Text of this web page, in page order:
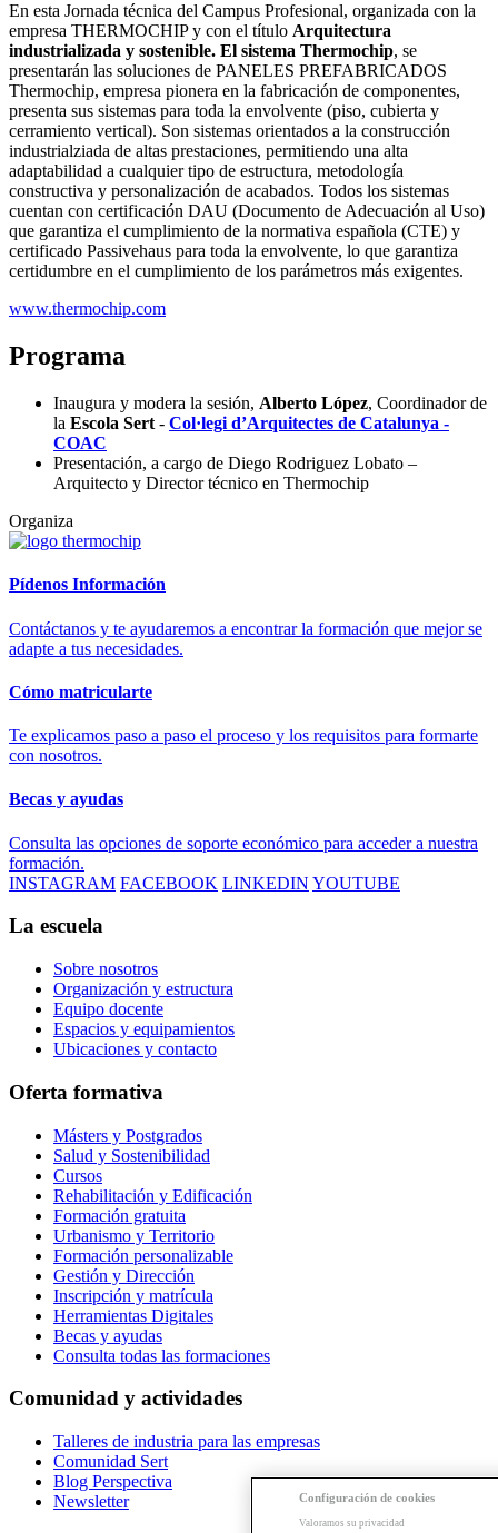
En esta Jornada técnica del Campus Profesional, organizada con la
empresa THERMOCHIP y con el título Arquitectura
industrializada y sostenible. El sistema Thermochip, se
presentarán las soluciones de PANELES PREFABRICADOS
Thermochip, empresa pionera en la fabricación de componentes,
presenta sus sistemas para toda la envolvente (piso, cubierta y
cerramiento vertical). Son sistemas orientados a la construcción
industrialziada de altas prestaciones, permitiendo una alta
adaptabilidad a cualquier tipo de estructura, metodología
constructiva y personalización de acabados. Todos los sistemas
cuentan con certificación DAU (Documento de Adecuación al Uso)
que garantiza el cumplimiento de la normativa española (CTE) y
certificado Passivehaus para toda la envolvente, lo que garantiza
certidumbre en el cumplimiento de los parámetros más exigentes.
www.thermochip.com
Programa
Inaugura y modera la sesión, Alberto López, Coordinador de
la Escola Sert - Col·legi d’Arquitectes de Catalunya -
COAC
Presentación, a cargo de Diego Rodriguez Lobato –
Arquitecto y Director técnico en Thermochip
Organiza
Pídenos Información
Contáctanos y te ayudaremos a encontrar la formación que mejor se
adapte a tus necesidades.
Cómo matricularte
Te explicamos paso a paso el proceso y los requisitos para formarte
con nosotros.
Becas y ayudas
Consulta las opciones de soporte económico para acceder a nuestra
formación.
INSTAGRAM FACEBOOK LINKEDIN YOUTUBE
La escuela
Sobre nosotros
Organización y estructura
Equipo docente
Espacios y equipamientos
Ubicaciones y contacto
Oferta formativa
Másters y Postgrados
Salud y Sostenibilidad
Cursos
Rehabilitación y Edificación
Formación gratuita
Urbanismo y Territorio
Formación personalizable
Gestión y Dirección
Inscripción y matrícula
Herramientas Digitales
Becas y ayudas
Consulta todas las formaciones
Comunidad y actividades
Talleres de industria para las empresas
Comunidad Sert
Blog Perspectiva
Newsletter
Configuración de cookies
Valoramos su privacidad